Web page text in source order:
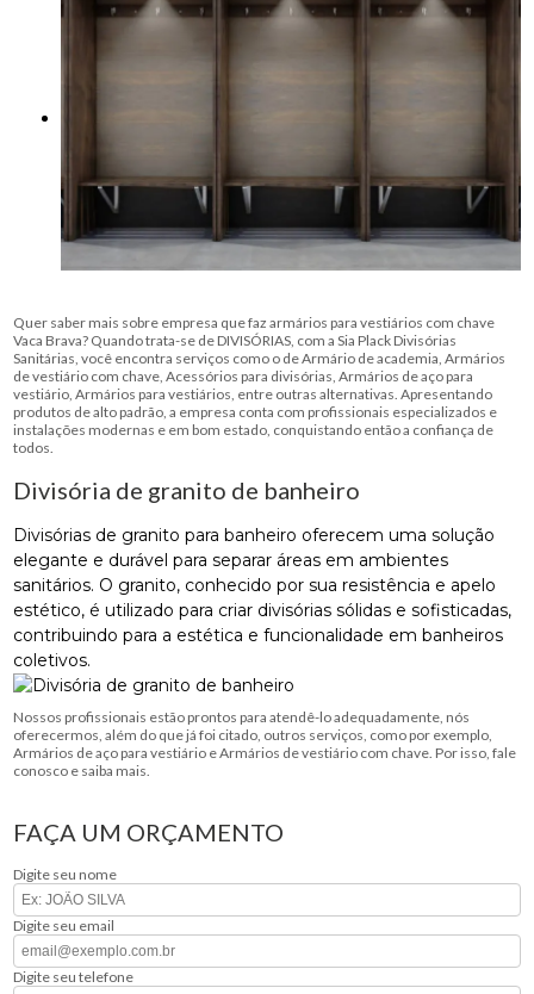
Quer saber mais sobre empresa que faz armários para vestiários com chave
Vaca Brava? Quando trata-se de DIVISÓRIAS, com a Sia Plack Divisórias
Sanitárias, você encontra serviços como o de Armário de academia, Armários
de vestiário com chave, Acessórios para divisórias, Armários de aço para
vestiário, Armários para vestiários, entre outras alternativas. Apresentando
produtos de alto padrão, a empresa conta com profissionais especializados e
instalações modernas e em bom estado, conquistando então a confiança de
todos.
Divisória de granito de banheiro
Divisórias de granito para banheiro oferecem uma solução
elegante e durável para separar áreas em ambientes
sanitários. O granito, conhecido por sua resistência e apelo
estético, é utilizado para criar divisórias sólidas e sofisticadas,
contribuindo para a estética e funcionalidade em banheiros
coletivos.
Nossos profissionais estão prontos para atendê-lo adequadamente, nós
oferecermos, além do que já foi citado, outros serviços, como por exemplo,
Armários de aço para vestiário e Armários de vestiário com chave. Por isso, fale
conosco e saiba mais.
FAÇA UM ORÇAMENTO
Digite seu nome
Digite seu email
Digite seu telefone